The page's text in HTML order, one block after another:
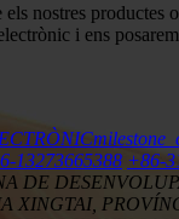
els nostres productes
i ens
13273665388 +86-
DE
XINGTAI,